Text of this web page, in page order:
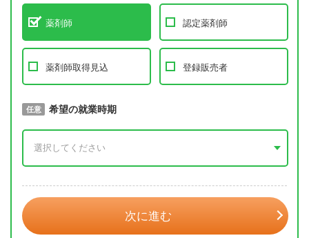
薬剤師 認定薬剤師
薬剤師取得見込 登録販売者
必須 取得予定年
任意 希望の就業時期
次に進む